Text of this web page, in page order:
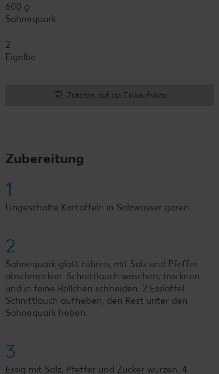
600 g
Sahnequark
2
Eigelbe
Zutaten auf die Einkaufsliste
Zubereitung
1
Ungeschälte Kartoffeln in Salzwasser garen.
2
Sahnequark glatt rühren, mit Salz und Pfeffer
abschmecken. Schnittlauch waschen, trocknen
und in feine Röllchen schneiden. 2 Esslöffel
Schnittlauch aufheben, den Rest unter den
Sahnequark heben.
3
Essig mit Salz, Pfeffer und Zucker würzen, 4